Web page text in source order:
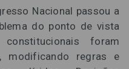
Nacional passou a
do ponto de vista
foram
modificando regras e